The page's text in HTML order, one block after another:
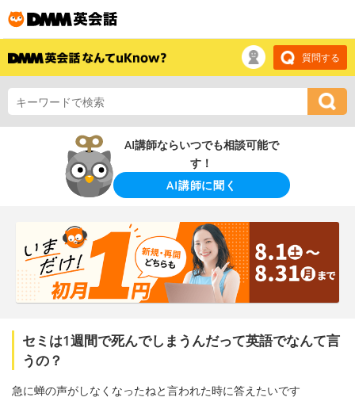
質問する
AI講師ならいつでも相談可能で
す！
AI講師に聞く
セミは1週間で死んでしまうんだって英語でなんて言
うの？
急に蝉の声がしなくなったねと言われた時に答えたいです